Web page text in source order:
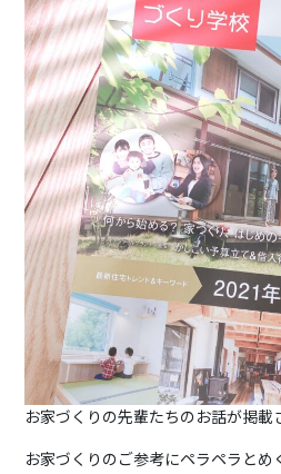
お家づくりの先輩たちのお話が掲載
お家づくりのご参考にペラペラとめ